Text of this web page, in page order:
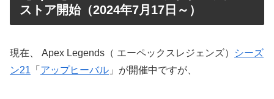
ストア開始（2024年7月17日～）
現在、 Apex Legends （ エーペックスレジェンズ）
シーズ
ン21 「 アップヒーバル 」が開催中ですが、